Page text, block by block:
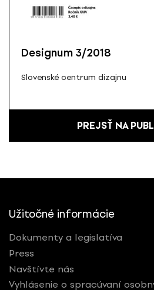
Designum 3/2018
Slovenské centrum dizajnu
PREJSŤ NA
Užitočné informácie
Dokumenty a legislatíva
Press
Navštívte nás
Vyhlásenie o spracúvaní